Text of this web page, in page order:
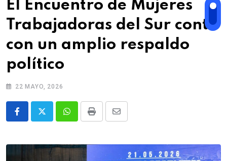
El Encuentro de Mujeres
Trabajadoras del Sur contó
con un amplio respaldo
político
22 MAYO, 2026
WhatsappPrint
Share
Email